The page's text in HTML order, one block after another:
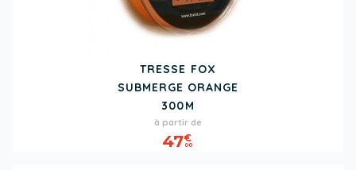
TRESSE FOX
SUBMERGE ORANGE
300M
Prix
à partir de
47€
00